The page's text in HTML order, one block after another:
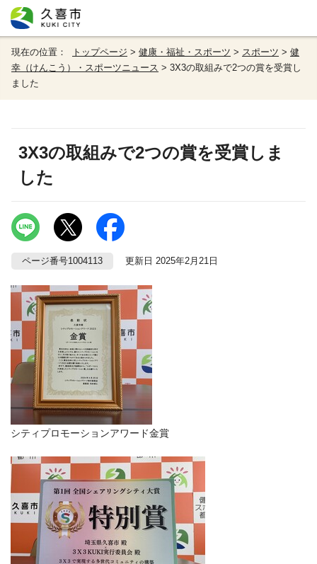
現在の位置： トップページ > 健康・福祉・スポーツ > スポーツ > 健
幸（けんこう）・スポーツニュース > 3X3の取組みで2つの賞を受賞し
ました
3X3の取組みで2つの賞を受賞しま
した
ページ番号1004113 更新日 2025年2月21日
シティプロモーションアワード金賞